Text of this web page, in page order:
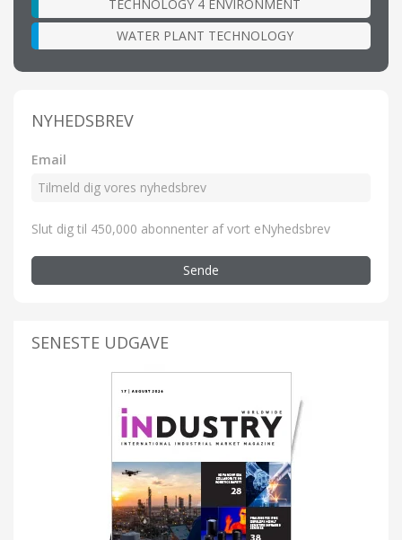
TECHNOLOGY 4 ENVIRONMENT
WATER PLANT TECHNOLOGY
NYHEDSBREV
Email
Slut dig til 450,000 abonnenter af vort eNyhedsbrev
Sende
SENESTE UDGAVE